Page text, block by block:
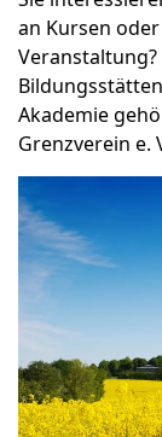
an Kursen
Akademie
Grenzverein e.